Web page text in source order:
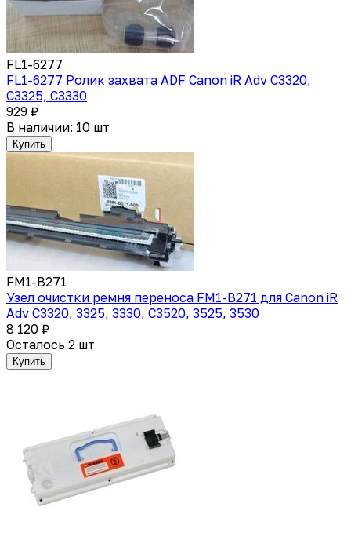
FL1-6277
FL1-6277 Ролик захвата ADF Canon iR Adv C3320,
C3325, C3330
929 ₽
В наличии: 10 шт
Купить
FM1-B271
Узел очистки ремня переноса FM1-B271 для Canon iR
Adv C3320, 3325, 3330, C3520, 3525, 3530
8 120 ₽
Осталось 2 шт
Купить